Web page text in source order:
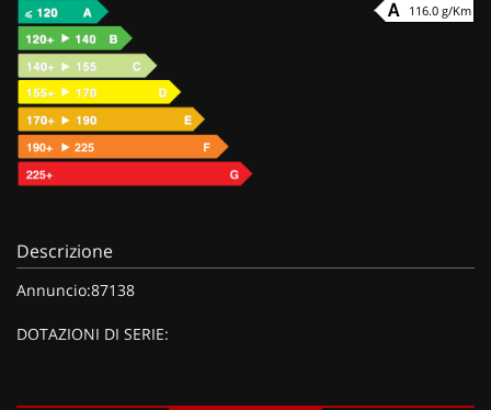
116.0 g/Km
Descrizione
Annuncio:87138
DOTAZIONI DI SERIE: